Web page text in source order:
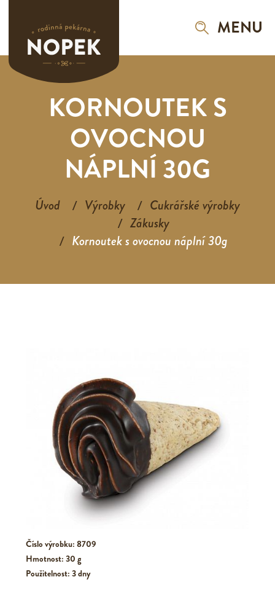
MENU
KORNOUTEK S
OVOCNOU
NÁPLNÍ 30G
Úvod Výrobky
Cukrářské výrobky
Zákusky
Kornoutek s ovocnou náplní 30g
Číslo výrobku: 8709
Hmotnost: 30 g
Použitelnost: 3 dny